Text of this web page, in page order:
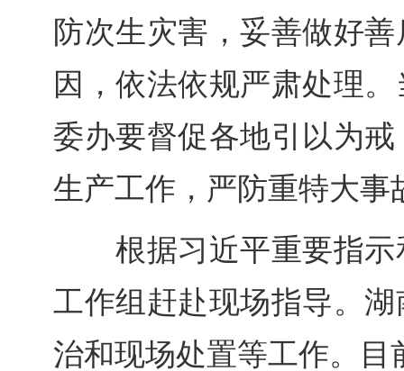
防次生灾害，妥善做好
因，依法依规严肃处理
委办要督促各地引以为
生产工作，严防重特大事
根据习近平重要指示
工作组赶赴现场指导。
治和现场处置等工作。